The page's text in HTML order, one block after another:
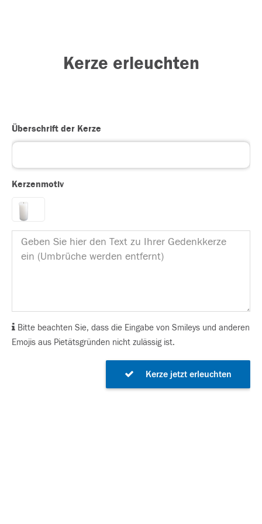
Kerze erleuchten
Überschrift der Kerze
Kerzenmotiv
Bitte beachten Sie, dass die Eingabe von Smileys und anderen
Emojis aus Pietätsgründen nicht zulässig ist.
Kerze jetzt erleuchten